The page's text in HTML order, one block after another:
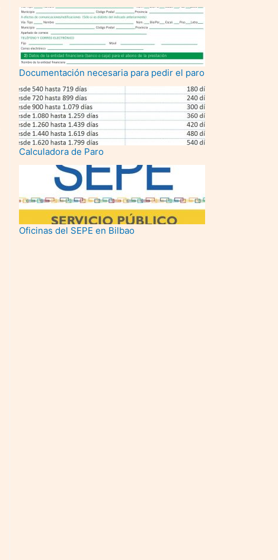
Documentación necesaria para pedir el paro
Calculadora de Paro
Oficinas del SEPE en Bilbao